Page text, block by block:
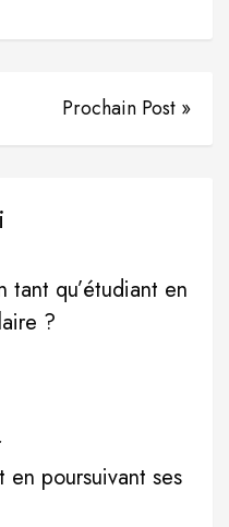
Prochain Post »
tant qu’étudiant en
?
poursuivant ses